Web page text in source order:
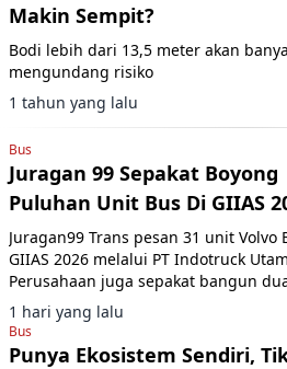
Makin Sempit?
Bodi lebih dari 13,5 meter akan
mengundang risiko
1 tahun yang lalu
Bus
Juragan 99 Sepakat Boyong
Puluhan Unit Bus Di GIIAS
Juragan99 Trans pesan 31 unit Volvo
GIIAS 2026 melalui PT Indotruck
Perusahaan juga sepakat bangun
double decker berbasis sasis Scania
untuk layanan AKAP premium.
1 hari yang lalu
Bus
Punya Ekosistem Sendiri,